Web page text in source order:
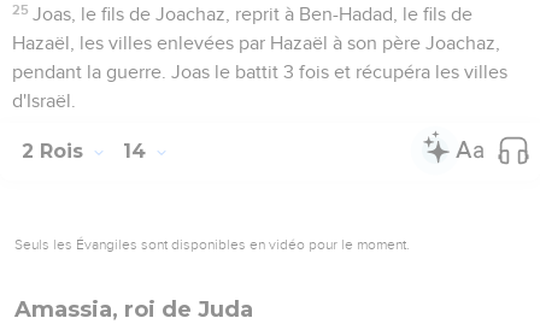
25 Joas, le fils de Joachaz, reprit à Ben-Hadad, le fils de
Hazaël, les villes enlevées par Hazaël à son père Joachaz,
pendant la guerre. Joas le battit 3 fois et récupéra les villes
d'Israël.
2 Rois 14
Seuls les Évangiles sont disponibles en vidéo pour le moment.
Amassia, roi de Juda